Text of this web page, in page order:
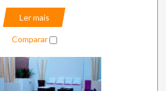
Ler mais
Comparar